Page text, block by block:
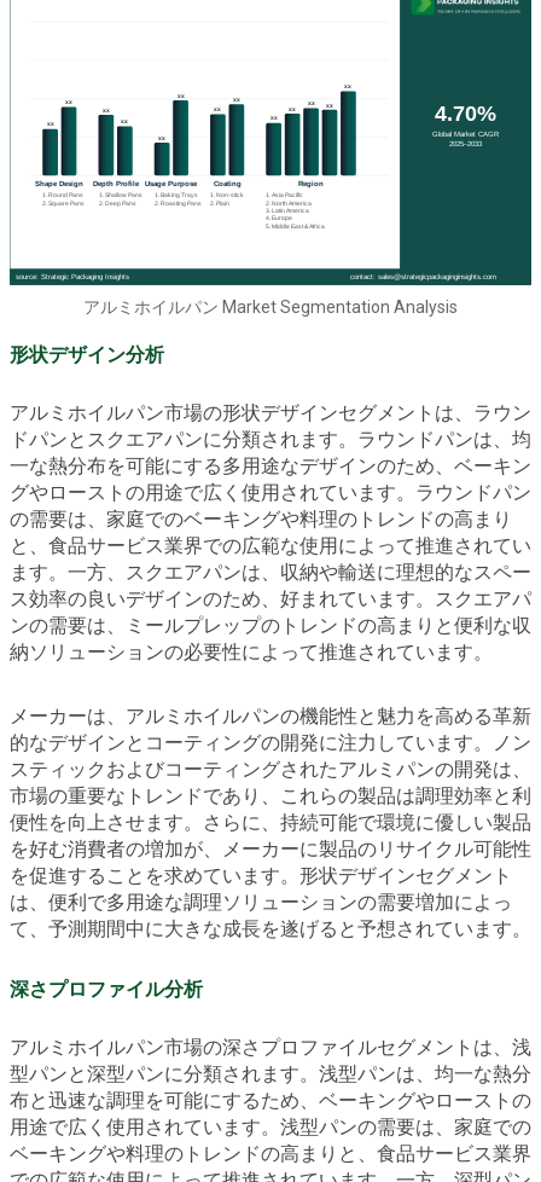
アルミホイルパン Market Segmentation Analysis
形状デザイン分析
アルミホイルパン市場の形状デザインセグメントは、ラウン
ドパンとスクエアパンに分類されます。ラウンドパンは、均
一な熱分布を可能にする多用途なデザインのため、ベーキン
グやローストの用途で広く使用されています。ラウンドパン
の需要は、家庭でのベーキングや料理のトレンドの高まり
と、食品サービス業界での広範な使用によって推進されてい
ます。一方、スクエアパンは、収納や輸送に理想的なスペー
ス効率の良いデザインのため、好まれています。スクエアパ
ンの需要は、ミールプレップのトレンドの高まりと便利な収
納ソリューションの必要性によって推進されています。
メーカーは、アルミホイルパンの機能性と魅力を高める革新
的なデザインとコーティングの開発に注力しています。ノン
スティックおよびコーティングされたアルミパンの開発は、
市場の重要なトレンドであり、これらの製品は調理効率と利
便性を向上させます。さらに、持続可能で環境に優しい製品
を好む消費者の増加が、メーカーに製品のリサイクル可能性
を促進することを求めています。形状デザインセグメント
は、便利で多用途な調理ソリューションの需要増加によっ
て、予測期間中に大きな成長を遂げると予想されています。
深さプロファイル分析
アルミホイルパン市場の深さプロファイルセグメントは、浅
型パンと深型パンに分類されます。浅型パンは、均一な熱分
布と迅速な調理を可能にするため、ベーキングやローストの
用途で広く使用されています。浅型パンの需要は、家庭での
ベーキングや料理のトレンドの高まりと、食品サービス業界